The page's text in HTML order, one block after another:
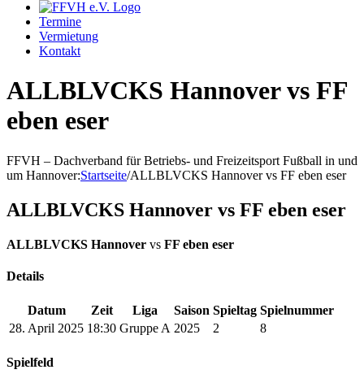
Termine
Vermietung
Kontakt
ALLBLVCKS Hannover vs FF
eben eser
FFVH – Dachverband für Betriebs- und Freizeitsport Fußball in und
um Hannover:Startseite/ALLBLVCKS Hannover vs FF eben eser
ALLBLVCKS Hannover vs FF eben eser
ALLBLVCKS Hannover vs FF eben eser
Details
Datum Zeit Liga Saison Spieltag Spielnummer
28. April 2025 18:30 Gruppe A 2025 2 8
Spielfeld